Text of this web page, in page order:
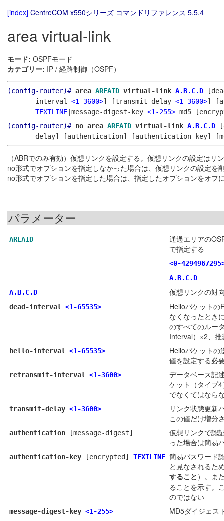
[index] CentreCOM x550シリーズ コマンドリファレンス 5.5.4
area virtual-link
モード: OSPFモード
カテゴリー: IP / 経路制御（OSPF）
(config-router)# area AREAID virtual-link A.B.C.D
interval <1-3600>] [transmit-delay <1-3600>]
TEXTLINE |message-digest-key <1-255> md5
(config-router)# no area AREAID virtual-link A.B.C.D
delay]
[authentication] [authentication-key]
（ABRでのみ有効）仮想リンクを設定する。仮想リンクの設定は
no形式でオプションを指定しなかった場合は、仮想リンクの設定を
no形式でオプションを指定した場合は、指定したオプションをオフ
パラメーター
AREAID
通過エリアの
で指定する
<0-
A.B.C.D
A.B.C.D
仮想リンクの対
dead-interval <1-65535>
Helloパケットの
なくなったとき
のすべてのルー
Interval）×2、
hello-interval <1-65535>
Helloパケットの
値を設定する必
retransmit-interval <1-3600>
データベース記
ケット（タイプ
でなくてはなら
transmit-delay <1-3600>
リンク状態更新
この値だけ増分
authentication [message-digest]
仮想リンクで認
った場合は簡易
authentication-key [encrypted] TEXTLINE 簡易パスワード
と見なされるた
すること ）。ま
ることを示す。
のではない
message-digest-key <1-255> MD5ダイジェス